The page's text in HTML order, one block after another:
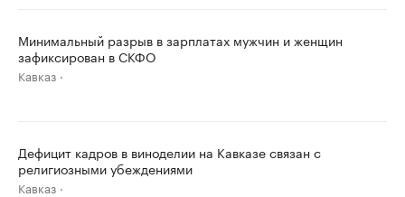
Минимальный разрыв в зарплатах мужчин и женщин
зафиксирован в СКФО
Кавказ
Дефицит кадров в виноделии на Кавказе связан с
религиозными убеждениями
Кавказ